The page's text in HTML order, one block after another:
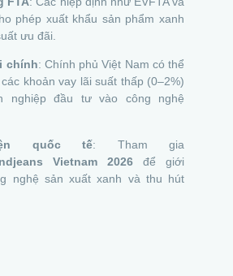
phép xuất khẩu sản phẩm xanh
ưu đãi.
chính: Chính phủ Việt Nam có thể
khoản vay lãi suất thấp (0–2%)
nghiệp đầu tư vào công nghệ
quốc tế: Tham gia
Vietnam 2026 để giới
nghệ sản xuất xanh và thu hút